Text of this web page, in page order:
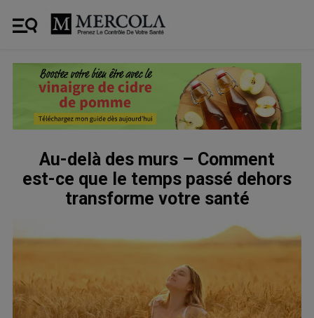
Au-delà des murs – Comment
est-ce que le temps passé dehors
transforme votre santé